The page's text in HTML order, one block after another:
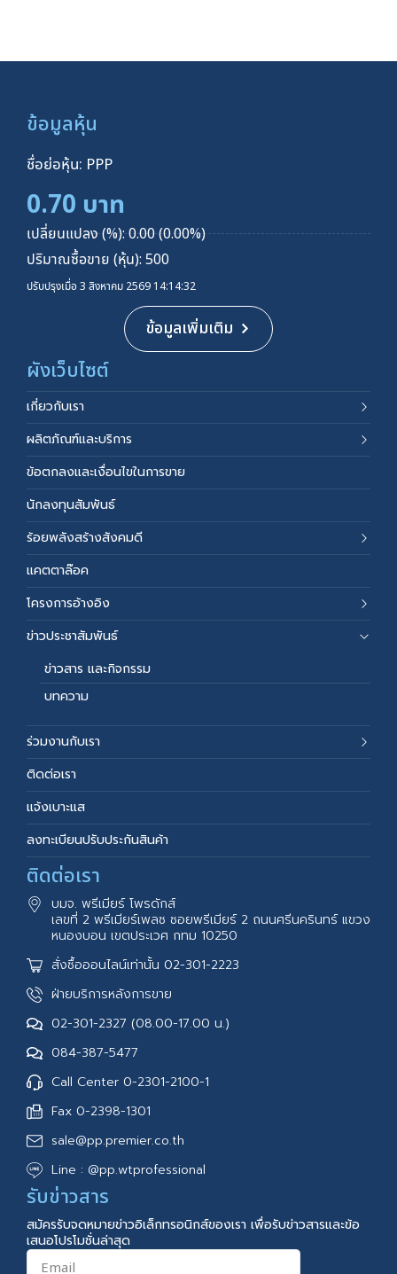
ข้อมูลหุ้น
ชื่อย่อหุ้น: PPP
0.70 บาท
เปลี่ยนแปลง (%): 0.00 (0.00%)
ปริมาณซื้อขาย (หุ้น): 500
ปรับปรุงเมื่อ 3 สิงหาคม 2569 14:14:32
ข้อมูลเพิ่มเติม
ผังเว็บไซต์
เกี่ยวกับเรา
ผลิตภัณฑ์และบริการ
ข้อตกลงและเงื่อนไขในการขาย
นักลงทุนสัมพันธ์
ร้อยพลังสร้างสังคมดี
แคตตาล๊อค
โครงการอ้างอิง
ข่าวประชาสัมพันธ์
ข่าวสาร และกิจกรรม
บทความ
ร่วมงานกับเรา
ติดต่อเรา
แจ้งเบาะแส
ลงทะเบียนปรับประกันสินค้า
ติดต่อเรา
บมจ. พรีเมียร์ โพรดักส์
เลขที่ 2 พรีเมียร์เพลซ ซอยพรีเมียร์ 2 ถนนศรีนครินทร์ แขวง
หนองบอน เขตประเวศ กทม 10250
สั่งซื้อออนไลน์เท่านั้น 02-301-2223
ฝ่ายบริการหลังการขาย
02-301-2327 (08.00-17.00 น.)
084-387-5477
Call Center 0-2301-2100-1
Fax 0-2398-1301
sale@pp.premier.co.th
Line : @pp.wtprofessional
รับข่าวสาร
สมัครรับจดหมายข่าวอิเล็กทรอนิกส์ของเรา เพื่อรับข่าวสารและข้อ
เสนอโปรโมชั่นล่าสุด